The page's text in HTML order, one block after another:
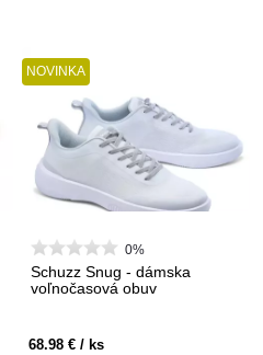
NOVINKA
0%
Schuzz Snug - dámska
voľnočasová obuv
68.98 € / ks